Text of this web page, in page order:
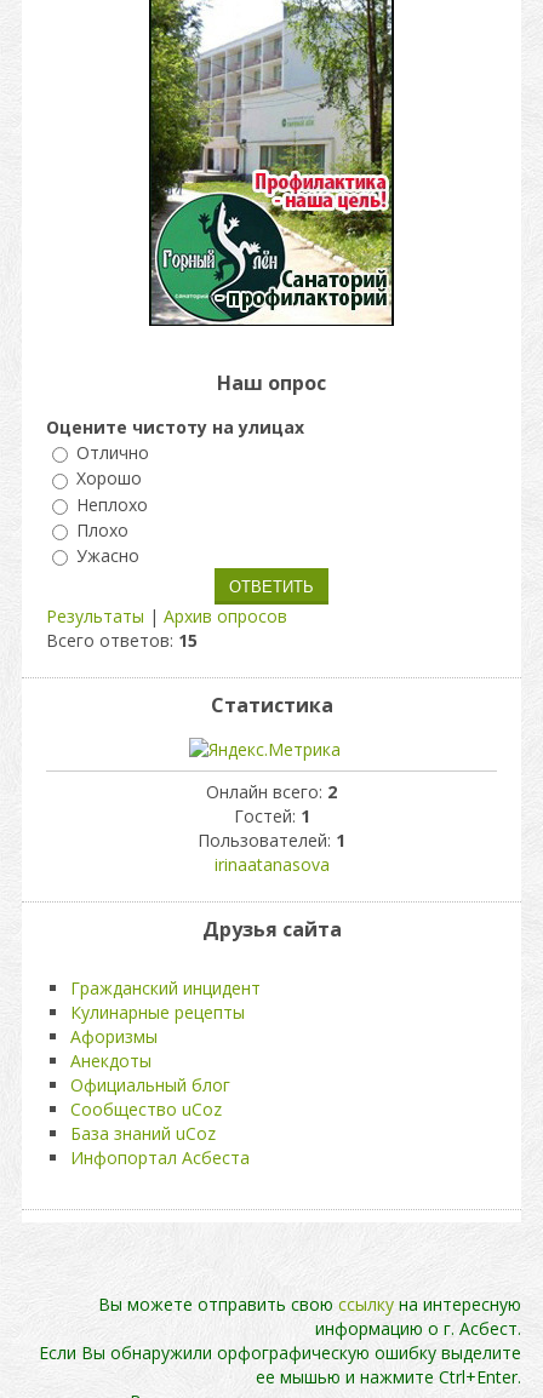
Наш опрос
Оцените чистоту на улицах
Отлично
Хорошо
Неплохо
Плохо
Ужасно
Результаты | Архив опросов
Всего ответов: 15
Статистика
Онлайн всего: 2
Гостей: 1
Пользователей: 1
irinaatanasova
Друзья сайта
Гражданский инцидент
Кулинарные рецепты
Афоризмы
Анекдоты
Официальный блог
Сообщество uCoz
База знаний uCoz
Инфопортал Асбеста
Вы можете отправить свою ссылку на интересную
информацию о г. Асбест.
Если Вы обнаружили орфографическую ошибку выделите
ее мышью и нажмите Ctrl+Enter.